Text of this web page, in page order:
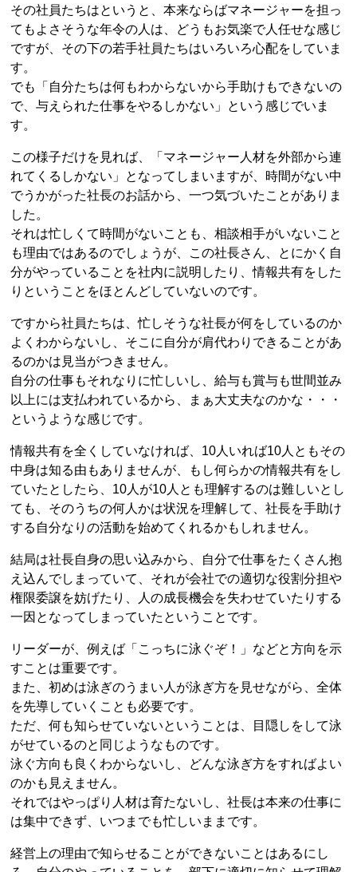
その社員たちはというと、本来ならばマネージャーを担っ
てもよさそうな年令の人は、どうもお気楽で人任せな感じ
ですが、その下の若手社員たちはいろいろ心配をしていま
す。
でも「自分たちは何もわからないから手助けもできないの
で、与えられた仕事をやるしかない」という感じでいま
す。
この様子だけを見れば、「マネージャー人材を外部から連
れてくるしかない」となってしまいますが、時間がない中
でうかがった社長のお話から、一つ気づいたことがありま
した。
それは忙しくて時間がないことも、相談相手がいないこと
も理由ではあるのでしょうが、この社長さん、とにかく自
分がやっていることを社内に説明したり、情報共有をした
りということをほとんどしていないのです。
ですから社員たちは、忙しそうな社長が何をしているのか
よくわからないし、そこに自分が肩代わりできることがあ
るのかは見当がつきません。
自分の仕事もそれなりに忙しいし、給与も賞与も世間並み
以上には支払われているから、まぁ大丈夫なのかな・・・
というような感じです。
情報共有を全くしていなければ、10人いれば10人ともその
中身は知る由もありませんが、もし何らかの情報共有をし
ていたとしたら、10人が10人とも理解するのは難しいとし
ても、そのうちの何人かは状況を理解して、社長を手助け
する自分なりの活動を始めてくれるかもしれません。
結局は社長自身の思い込みから、自分で仕事をたくさん抱
え込んでしまっていて、それが会社での適切な役割分担や
権限委譲を妨げたり、人の成長機会を失わせていたりする
一因となってしまっていたということです。
リーダーが、例えば「こっちに泳ぐぞ！」などと方向を示
すことは重要です。
また、初めは泳ぎのうまい人が泳ぎ方を見せながら、全体
を先導していくことも必要です。
ただ、何も知らせていないということは、目隠しをして泳
がせているのと同じようなものです。
泳ぐ方向も良くわからないし、どんな泳ぎ方をすればよい
のかも見えません。
それではやっぱり人材は育たないし、社長は本来の仕事に
は集中できず、いつまでも忙しいままです。
経営上の理由で知らせることができないことはあるにし